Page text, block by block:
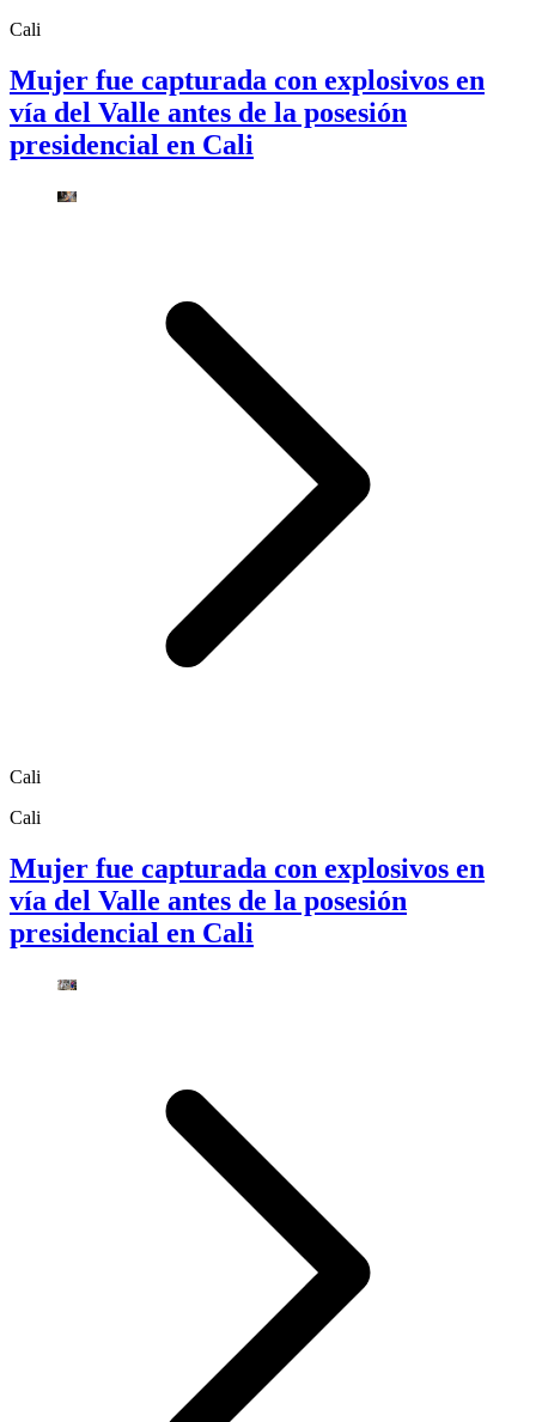
Cali
Mujer fue capturada con explosivos en
vía del Valle antes de la posesión
presidencial en Cali
Cali
Cali
Mujer fue capturada con explosivos en
vía del Valle antes de la posesión
presidencial en Cali